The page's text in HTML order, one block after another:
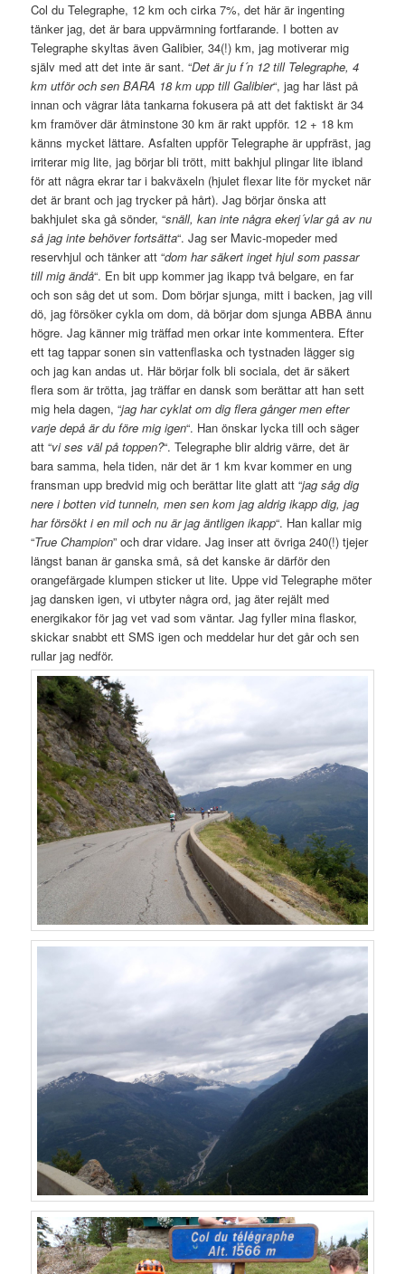
Col du Telegraphe, 12 km och cirka 7%, det här är ingenting
tänker jag, det är bara uppvärmning fortfarande. I botten av
Telegraphe skyltas även Galibier, 34(!) km, jag motiverar mig
själv med att det inte är sant. “Det är ju f´n 12 till Telegraphe, 4
km utför och sen BARA 18 km upp till Galibier“, jag har läst på
innan och vägrar låta tankarna fokusera på att det faktiskt är 34
km framöver där åtminstone 30 km är rakt uppför. 12 + 18 km
känns mycket lättare. Asfalten uppför Telegraphe är uppfräst, jag
irriterar mig lite, jag börjar bli trött, mitt bakhjul plingar lite ibland
för att några ekrar tar i bakväxeln (hjulet flexar lite för mycket när
det är brant och jag trycker på hårt). Jag börjar önska att
bakhjulet ska gå sönder, “snäll, kan inte några ekerj´vlar gå av nu
så jag inte behöver fortsätta“. Jag ser Mavic-mopeder med
reservhjul och tänker att “dom har säkert inget hjul som passar
till mig ändå“. En bit upp kommer jag ikapp två belgare, en far
och son såg det ut som. Dom börjar sjunga, mitt i backen, jag vill
dö, jag försöker cykla om dom, då börjar dom sjunga ABBA ännu
högre. Jag känner mig träffad men orkar inte kommentera. Efter
ett tag tappar sonen sin vattenflaska och tystnaden lägger sig
och jag kan andas ut. Här börjar folk bli sociala, det är säkert
flera som är trötta, jag träffar en dansk som berättar att han sett
mig hela dagen, “jag har cyklat om dig flera gånger men efter
varje depå är du före mig igen“. Han önskar lycka till och säger
att “vi ses väl på toppen?“. Telegraphe blir aldrig värre, det är
bara samma, hela tiden, när det är 1 km kvar kommer en ung
fransman upp bredvid mig och berättar lite glatt att “jag såg dig
nere i botten vid tunneln, men sen kom jag aldrig ikapp dig, jag
har försökt i en mil och nu är jag äntligen ikapp“. Han kallar mig
“True Champion” och drar vidare. Jag inser att övriga 240(!) tjejer
längst banan är ganska små, så det kanske är därför den
orangefärgade klumpen sticker ut lite. Uppe vid Telegraphe möter
jag dansken igen, vi utbyter några ord, jag äter rejält med
energikakor för jag vet vad som väntar. Jag fyller mina flaskor,
skickar snabbt ett SMS igen och meddelar hur det går och sen
rullar jag nedför.